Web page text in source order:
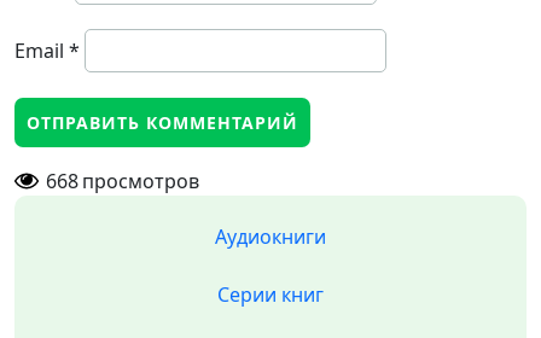
Email *
668просмотров
Аудиокниги
Серии книг